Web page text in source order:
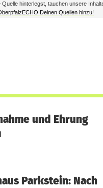
hinterlegst, tauchen unsere
Deinen Quellen hinzu!
und Ehrung
Parkstein: Nach